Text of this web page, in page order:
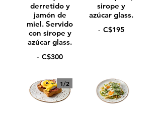
derretido y
jamón de
miel. Servido
con sirope y
azúcar glass.
- C$300
sirope y
azúcar glass.
- C$195
1/2